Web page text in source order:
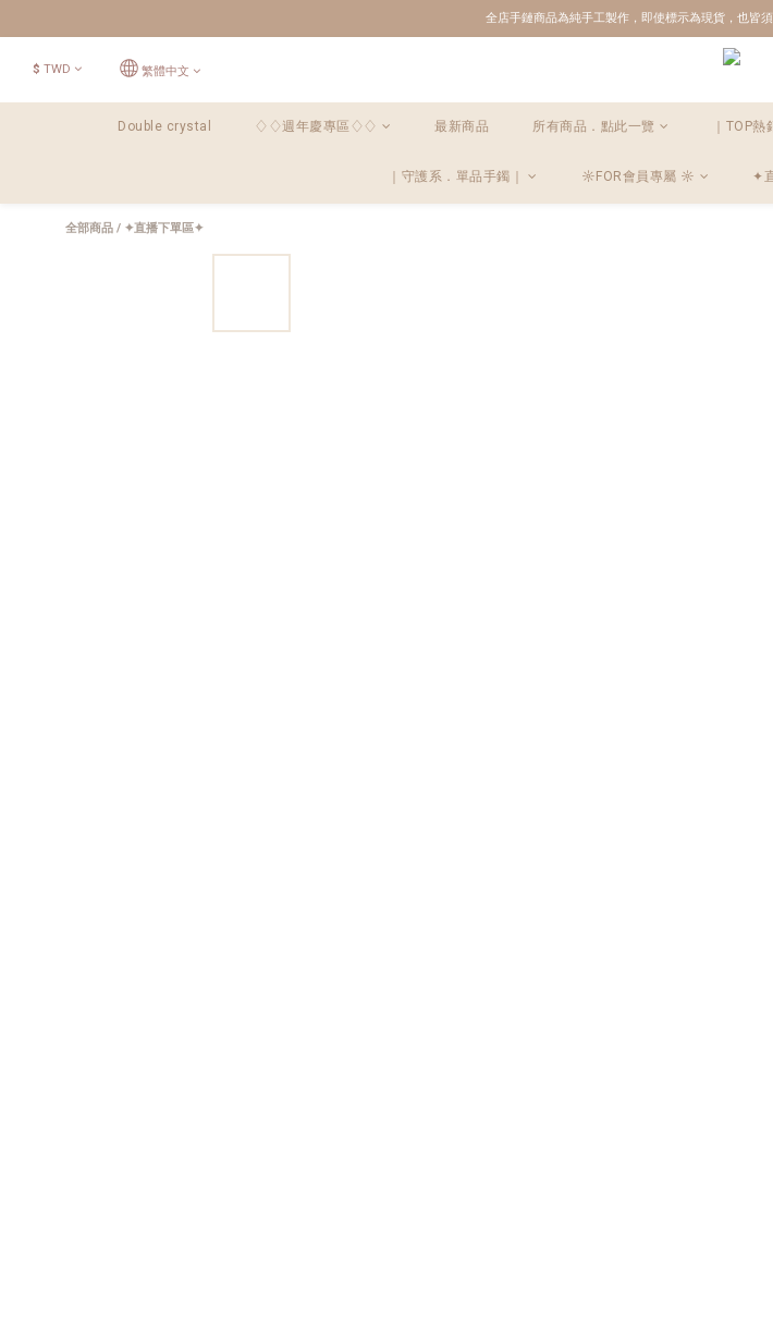
全店手鏈商品為純手工製作，即使標示為現貨，也皆
$ TWD 繁體中文
Double crystal ♢♢週年慶專區♢♢ 最新商品 所有商品．點此一覽 ｜TOP熱
｜守護系．單品手鐲｜ ☼FOR會員專屬 ☼ ✦
全部商品 / ✦直播下單區✦